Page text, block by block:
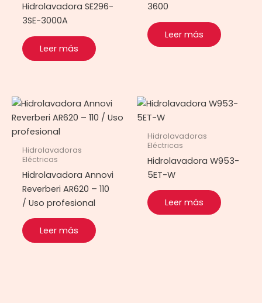
Hidrolavadora SE296-
3SE-3000A
Leer más
3600
Leer más
Hidrolavadoras
Eléctricas
Hidrolavadora Annovi
Reverberi AR620 – 110
/ Uso profesional
Leer más
Hidrolavadoras
Eléctricas
Hidrolavadora W953-
5ET-W
Leer más